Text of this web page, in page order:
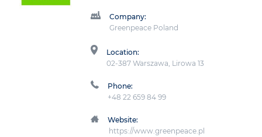
Company:
Greenpeace Poland
Location:
02-387 Warszawa, Lirowa 13
Phone:
+48 22 659 84 99
Website:
https://www.greenpeace.pl